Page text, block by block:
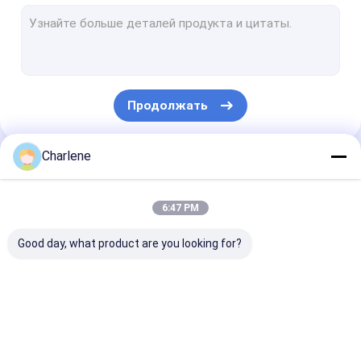
Продолжать
Наши Категории
Charlene
6:47 PM
Good day, what product are you looking for?